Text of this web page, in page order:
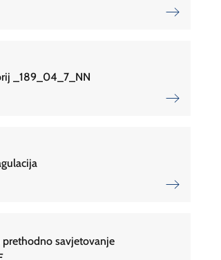
_189_04_7_NN
prethodno savjetovanje